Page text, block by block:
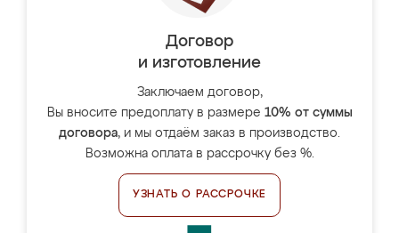
Договор
и изготовление
Заключаем договор,
Вы вносите предоплату в размере 10% от суммы
договора, и мы отдаём заказ в производство.
Возможна оплата в рассрочку без %.
УЗНАТЬ О РАССРОЧКЕ